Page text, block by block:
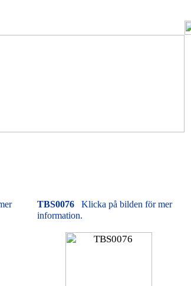
TBS0076
Klicka på bilden för mer
information.